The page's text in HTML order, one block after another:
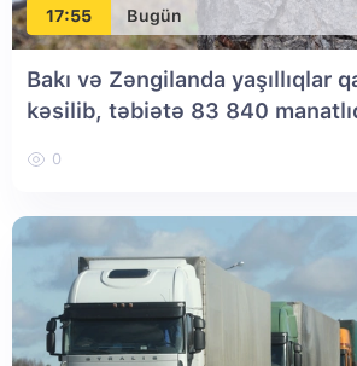
17:55 Bugün
Bakı və Zəngilanda yaşıllıqlar
kəsilib, təbiətə 83 840
0